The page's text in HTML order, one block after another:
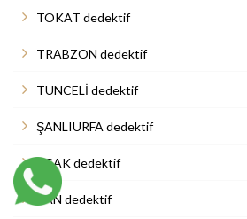
TOKAT dedektif
TRABZON dedektif
TUNCELİ dedektif
ŞANLIURFA dedektif
UŞAK dedektif
VAN dedektif